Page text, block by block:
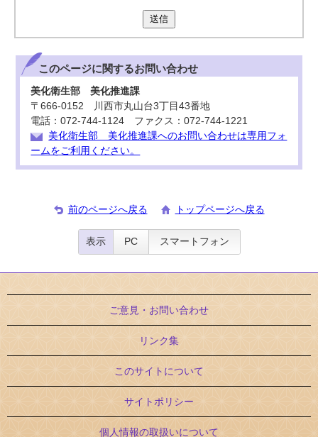
送信
このページに関するお問い合わせ
美化衛生部 美化推進課
〒666-0152 川西市丸山台3丁目43番地
電話：072-744-1124 ファクス：072-744-1221
美化衛生部 美化推進課へのお問い合わせは専用フォ
ームをご利用ください。
前のページへ戻る トップページへ戻る
表示 PC スマートフォン
ご意見・お問い合わせ
リンク集
このサイトについて
サイトポリシー
個人情報の取扱いについて